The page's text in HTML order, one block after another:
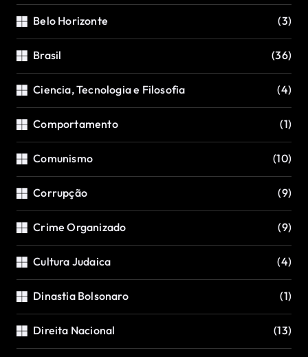
Belo Horizonte (3)
Brasil (36)
Ciencia, Tecnologia e Filosofia (4)
Comportamento (1)
Comunismo (10)
Corrupção (9)
Crime Organizado (9)
Cultura Judaica (4)
Dinastia Bolsonaro (1)
Direita Nacional (13)